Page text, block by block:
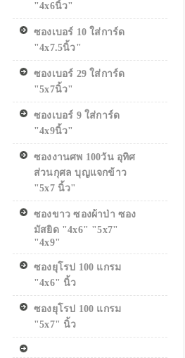
"4x6นิ้ว"
ซองเบอร์ 10 ใส่การ์ด
"4x7.5นิ้ว"
ซองเบอร์ 29 ใส่การ์ด
"5x7นิ้ว"
ซองเบอร์ 9 ใส่การ์ด
"4x9นิ้ว"
ซองงานศพ 100วัน อุทิศ
ส่วนกุศล บุญแจกข้าว
"5x7 นิ้ว"
ซองขาว ซองผ้าป่า ซอง
มัสยิด "4x6" "5x7"
"4x9"
ซองยุโรป 100 แกรม
"4x6" นิ้ว
ซองยุโรป 100 แกรม
"5x7" นิ้ว